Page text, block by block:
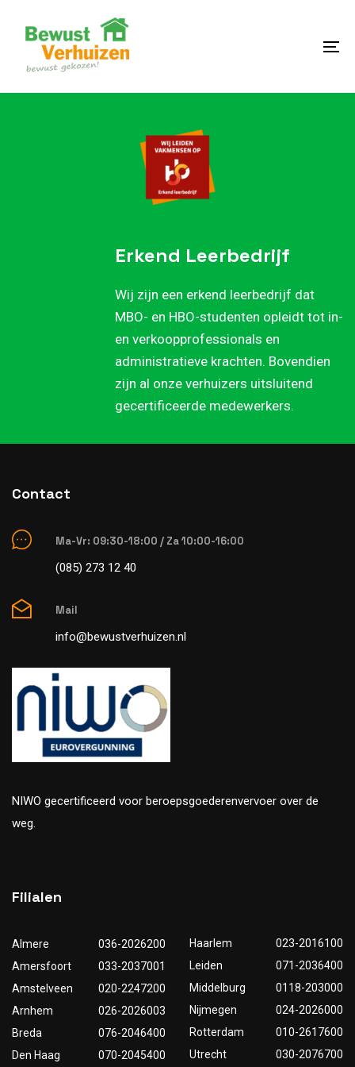
content
Erkend Leerbedrijf
Wij zijn een erkend leerbedrijf dat
MBO- en HBO-studenten opleidt tot in-
en verkoopprofessionals en
administratieve krachten. Bovendien
zijn al onze verhuizers uitsluitend
gecertificeerde medewerkers.
Contact
Ma-Vr: 09:30-18:00 / Za 10:00-16:00
(085) 273 12 40
Mail
info@bewustverhuizen.nl
NIWO gecertificeerd voor beroepsgoederenvervoer over de
weg.
Filialen
Almere
036-2026200
Amersfoort
033-2037001
Amstelveen
020-2247200
Arnhem
026-2026003
Breda
076-2046400
Den Haag
070-2045400
Haarlem
023-2016100
Leiden
071-2036400
Middelburg
0118-203000
Nijmegen
024-2026000
Rotterdam
010-2617600
Utrecht
030-2076700